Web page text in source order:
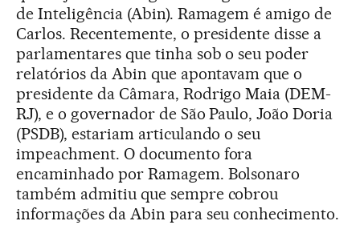
de Inteligência (Abin). Ramagem é amigo de
Carlos. Recentemente, o presidente disse a
parlamentares que tinha sob o seu poder
relatórios da Abin que apontavam que o
presidente da Câmara, Rodrigo Maia (DEM-
RJ), e o governador de São Paulo, João Doria
(PSDB), estariam articulando o seu
impeachment. O documento fora
encaminhado por Ramagem. Bolsonaro
também admitiu que sempre cobrou
informações da Abin para seu conhecimento.